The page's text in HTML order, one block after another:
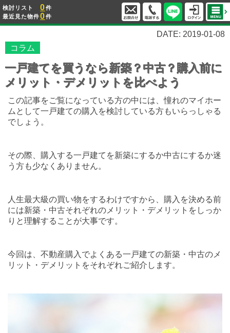
検討リスト 0件
最近見た物件0件
DATE: 2019-01-08
コラム
一戸建てを買うなら新築？中古？購入前に
メリット・デメリットを比べよう
この記事をご覧になっている方の中には、憧れのマイホー
ムとして一戸建ての購入を検討している方もいらっしゃる
でしょう。
その際、購入する一戸建てを新築にするか中古にするか迷
う方も少なくありません。
人生最大級の買い物をするわけですから、購入を決める前
には新築・中古それぞれのメリット・デメリットをしっか
りと理解することが大事です。
今回は、不動産購入でよくある一戸建ての新築・中古のメ
リット・デメリットをそれぞれご紹介します。